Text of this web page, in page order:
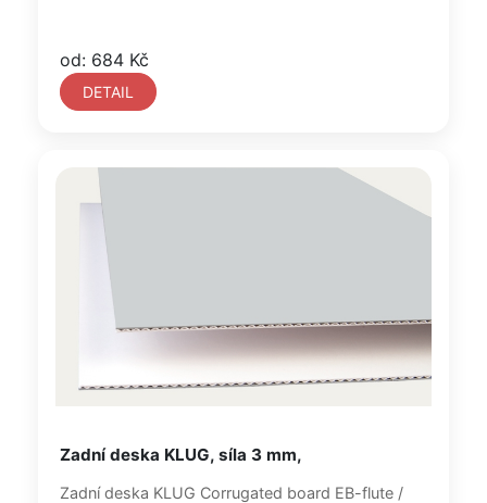
od: 684 Kč
DETAIL
Zadní deska KLUG, síla 3 mm,
Zadní deska KLUG Corrugated board EB-flute /